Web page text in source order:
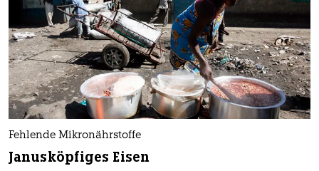
Fehlende Mikronährstoffe
Janusköpfiges Eisen